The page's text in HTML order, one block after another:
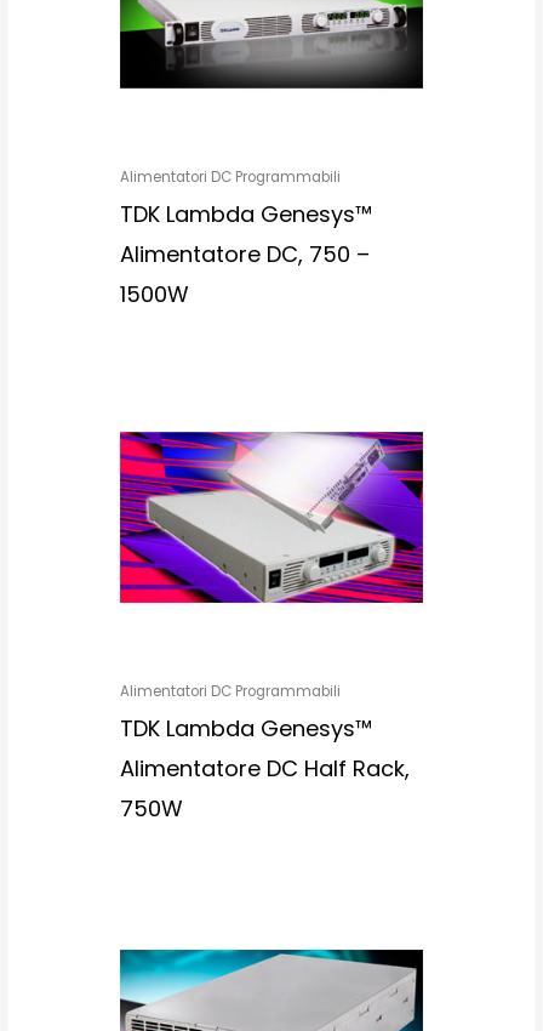
Alimentatori DC Programmabili
TDK Lambda Genesys™
Alimentatore DC, 750 –
1500W
Alimentatori DC Programmabili
TDK Lambda Genesys™
Alimentatore DC Half Rack,
750W